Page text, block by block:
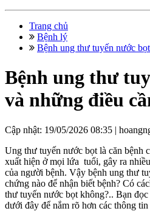
Trang chủ
Bệnh lý
Bệnh ung thư tuyến nước
Bệnh ung thư
và những điều
Cập nhật: 19/05/2026 08:35 |
Ung thư tuyến nước bọt là căn bệnh
xuất hiện ở mọi lứa tuổi, gây ra
của người bệnh. Vậy bệnh ung thư
chứng nào để nhận biết bệnh? Có
thư tuyến nước bọt không?.. Bạn
dưới đây để nắm rõ hơn các thông tin